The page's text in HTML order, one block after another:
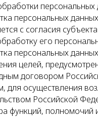
персональных
персональных данных
с согласия
его
персональных
целей,
договором
для осуществления
Российской
функций, полномочий